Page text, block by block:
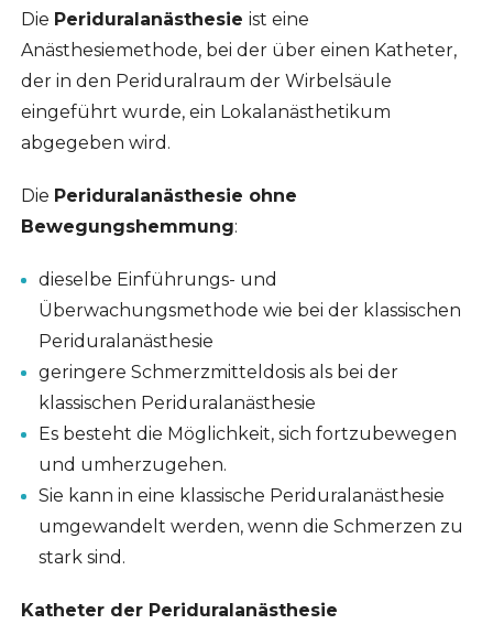
Die Periduralanästhesie ist eine
Anästhesiemethode, bei der über einen Katheter,
der in den Periduralraum der Wirbelsäule
eingeführt wurde, ein Lokalanästhetikum
abgegeben wird.
Die Periduralanästhesie ohne
Bewegungshemmung:
dieselbe Einführungs- und
Überwachungsmethode wie bei der klassischen
Periduralanästhesie
geringere Schmerzmitteldosis als bei der
klassischen Periduralanästhesie
Es besteht die Möglichkeit, sich fortzubewegen
und umherzugehen.
Sie kann in eine klassische Periduralanästhesie
umgewandelt werden, wenn die Schmerzen zu
stark sind.
Katheter der Periduralanästhesie